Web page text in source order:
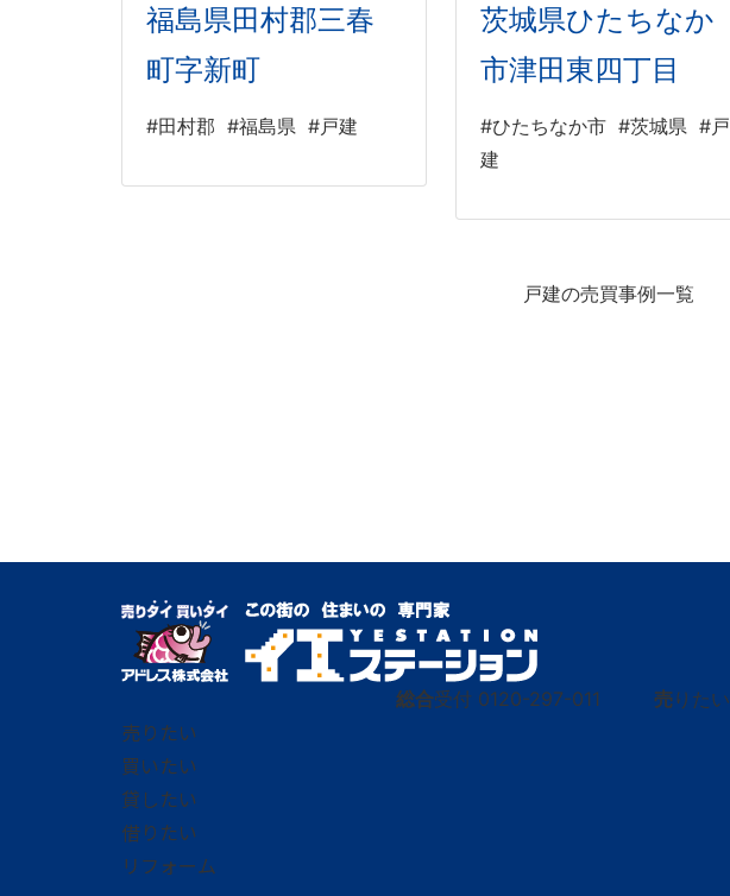
福島県田村郡三春
町字新町
#田村郡 #福島県 #戸建
茨城県ひたちなか
市津田東四丁目
#ひたちなか市 #茨城県 #戸
建
戸建の売買事例一覧
総合受付 0120-297-011 売りたい
売りたい
買いたい
貸したい
借りたい
リフォーム